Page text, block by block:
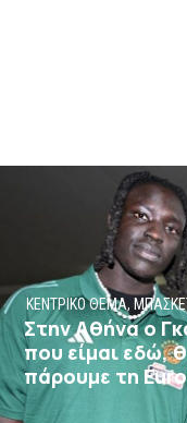
ΚΕΝΤΡΙΚΟ ΘΕΜΑ,
Στην Αθήνα ο
που είμαι εδώ,
πάρουμε τη